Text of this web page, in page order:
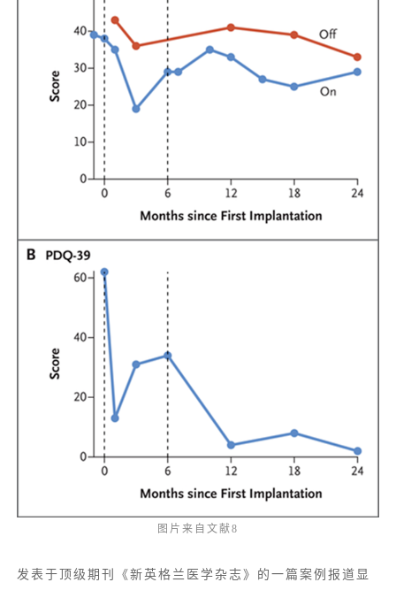
图片来自文献8
发表于顶级期刊《新英格兰医学杂志》的一篇案例报道显